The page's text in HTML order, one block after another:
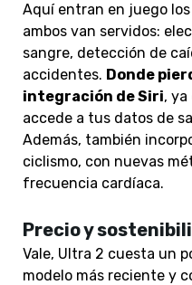
Aquí entran en juego
ambos van servidos:
sangre, detección de
accidentes. Donde p
integración de Siri,
accede a tus datos de
Además, también
ciclismo, con nuevas
frecuencia cardíaca.
Precio y
Vale, Ultra 2 cuesta un
modelo más reciente y